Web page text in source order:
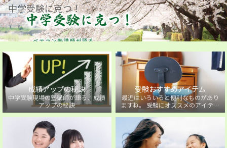
中学受験に克つ！
成績アップの秘訣
中学受験現場の塾講師が語る、成績
アップの秘訣
受験おすすめアイテム
最近はいろいろと便利なものがあり
ますね。 受験にオススメのアイテム
を紹介しています。